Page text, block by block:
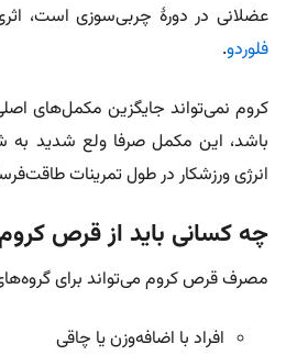
عضلانی در دورۀ چربی‌سوزی است،
فلوردو.
کروم نمی‌تواند جایگزین مکمل‌های
باشد، این مکمل صرفا ولع شدید به
انرژی ورزشکار در طول تمرینات
چه کسانی باید از قرص
مصرف قرص کروم می‌تواند برای
افراد با اضافه‌وزن یا چاقی